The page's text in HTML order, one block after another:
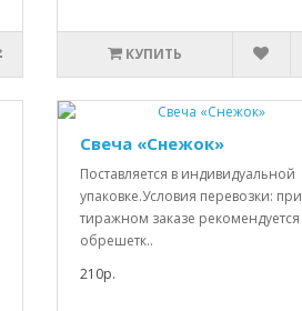
КУПИТЬ
Свеча «Снежок»
Поставляется в индивидуальной
упаковке.Условия перевозки: при
тиражном заказе рекомендуется
обрешетк..
210р.